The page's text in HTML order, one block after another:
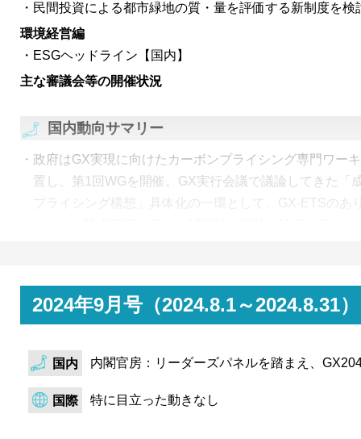
民間投資による都市緑地の質・量を評価する新制度を検
環境経営編
ESGヘッドライン【国内】
主な審議会等の開催状況
国内動向サマリー
政府はGX実現に向けたカーボンプライシング専門ワー
置し、第1回WGを開催。GX実行会議で議論してきた「
プライシング構想」具体化の一環として、GX-ETSのあ
ールに適合するよう証書の電源証明化等の見直しを検討
示。また、需要家のニーズに対応する制度見直しを検
経済産業省資源エネルギー庁は、同時市場の在り方等に
回会合を開催。供給力（kWh）と調整力（ΔkW）を同
市場」について、これまで検討してきた同時市場の仕組
2024年9月号（2024.8.1～2024.8.31
国内 内閣官房：リーダーズパネルを踏まえ、
国際 特に目立った動きなし